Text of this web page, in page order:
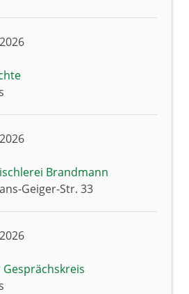
Brandmann
Geiger-Str. 33